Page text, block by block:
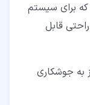
برای سیستم
قابل
به جوشکاری